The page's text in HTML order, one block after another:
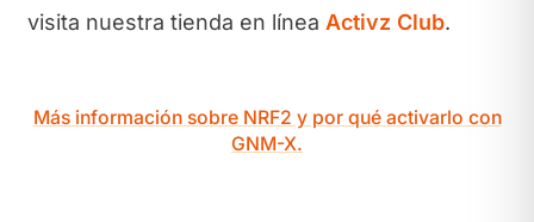
visita nuestra tienda en línea Activz Club.
Más información sobre NRF2 y por qué activarlo con
GNM-X.